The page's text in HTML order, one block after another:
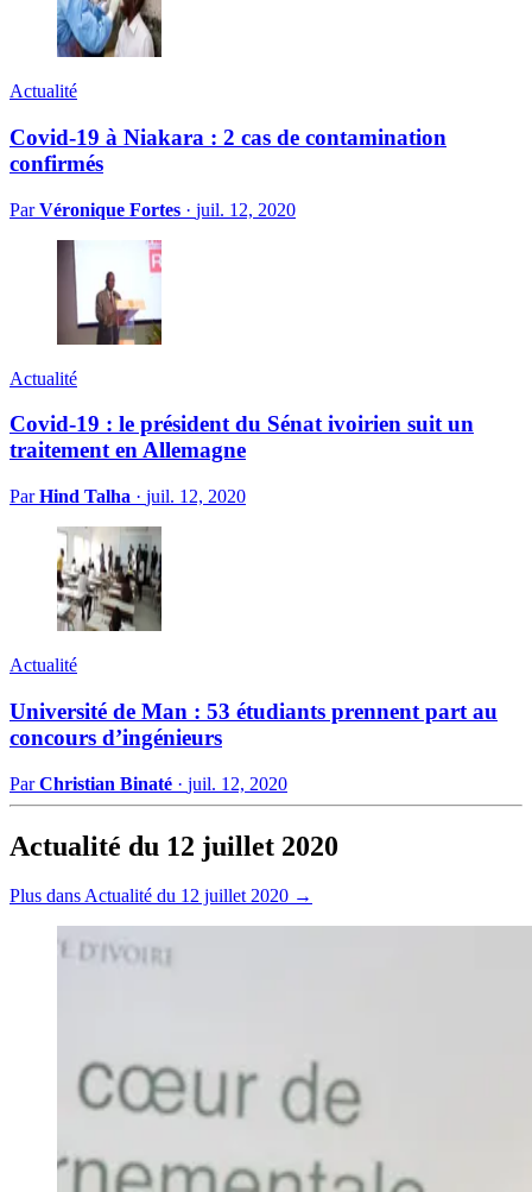
Actualité
Covid-19 à Niakara : 2 cas de contamination
confirmés
ParVéronique Fortes · juil. 12, 2020
Actualité
Covid-19 : le président du Sénat ivoirien suit un
traitement en Allemagne
ParHind Talha · juil. 12, 2020
Actualité
Université de Man : 53 étudiants prennent part au
concours d’ingénieurs
ParChristian Binaté · juil. 12, 2020
Actualité du 12 juillet 2020
Plus dans Actualité du 12 juillet 2020 →